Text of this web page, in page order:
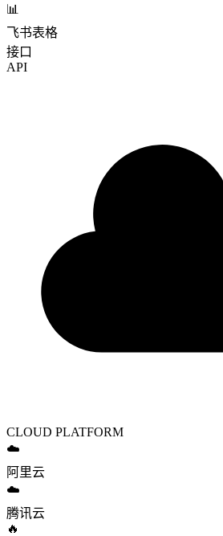
📊
飞书表格
接口
API
CLOUD PLATFORM
☁️
阿里云
☁️
腾讯云
🔥